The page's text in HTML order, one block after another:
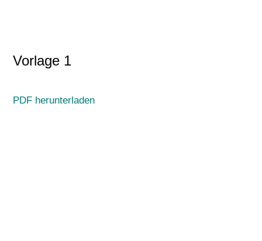
Vorlage 1
PDF herunterladen